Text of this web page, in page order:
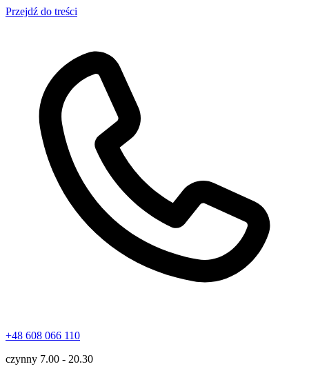
Przejdź do treści
+48 608 066 110
czynny 7.00 - 20.30